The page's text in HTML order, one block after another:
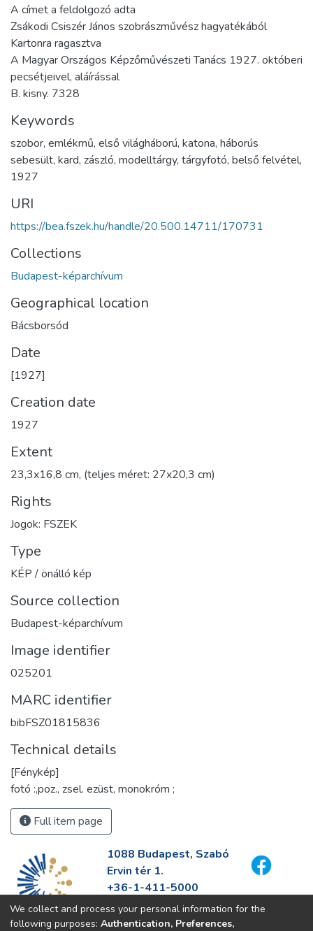
A címet a feldolgozó adta
Zsákodi Csiszér János szobrászművész hagyatékából
Kartonra ragasztva
A Magyar Országos Képzőművészeti Tanács 1927. októberi
pecsétjeivel, aláírással
B. kisny. 7328
Keywords
szobor, emlékmű, első világháború, katona, háborús
sebesült, kard, zászló, modelltárgy, tárgyfotó, belső felvétel,
1927
URI
https://bea.fszek.hu/handle/20.500.14711/170731
Collections
Budapest-képarchívum
Geographical location
Bácsborsód
Date
[1927]
Creation date
1927
Extent
23,3x16,8 cm, (teljes méret: 27x20,3 cm)
Rights
Jogok: FSZEK
Type
KÉP / önálló kép
Source collection
Budapest-képarchívum
Image identifier
025201
MARC identifier
bibFSZ01815836
Technical details
[Fénykép]
fotó :,poz., zsel. ezüst, monokróm ;
Full item page
1088 Budapest, Szabó
Ervin tér 1.
+36-1-411-5000
info@fszek.hu
https://fszek.hu
We collect and process your personal information for the
following purposes: Authentication, Preferences,